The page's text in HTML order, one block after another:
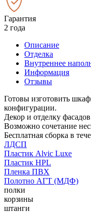
Гарантия
2 года
Описание
Отделка
Внутреннее
Информация
Отзывы
Готовы изготовить
конфигурации.
Декор и отделку
Возможно сочетание
Бесплатная сборка в
ЛДСП
Пластик Alvic Luxe
Пластик HPL
Пленка ПВХ
Полотно АГТ (МДФ)
полки
корзины
штанги